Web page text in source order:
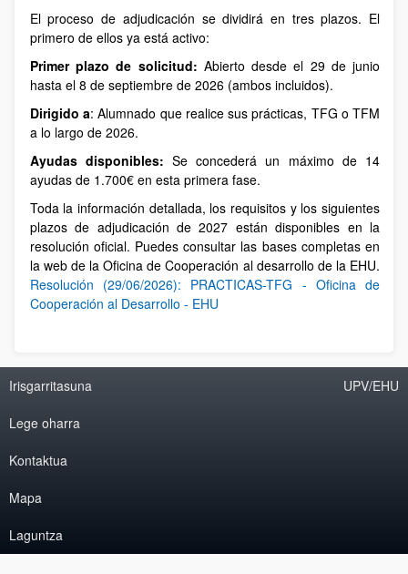
El proceso de adjudicación se dividirá en tres plazos. El
primero de ellos ya está activo:
Primer plazo de solicitud: Abierto desde el 29 de junio
hasta el 8 de septiembre de 2026 (ambos incluidos).
Dirigido a: Alumnado que realice sus prácticas, TFG o TFM
a lo largo de 2026.
Ayudas disponibles:Se concederá un máximo de 14
ayudas de 1.700€ en esta primera fase.
Toda la información detallada, los requisitos y los siguientes
plazos de adjudicación de 2027 están disponibles en la
resolución oficial. Puedes consultar las bases completas en
la web de la Oficina de Cooperación al desarrollo de la EHU.
Resolución (29/06/2026): PRACTICAS-TFG - Oficina de
Cooperación al Desarrollo - EHU
Irisgarritasuna
Lege oharra
Kontaktua
Mapa
Laguntza
UPV/EHU